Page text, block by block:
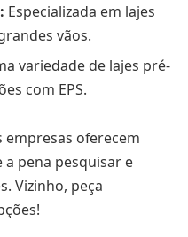
Especializada em lajes
vãos.
variedade de lajes pré-
com EPS.
empresas oferecem
a pena pesquisar e
Vizinho, peça